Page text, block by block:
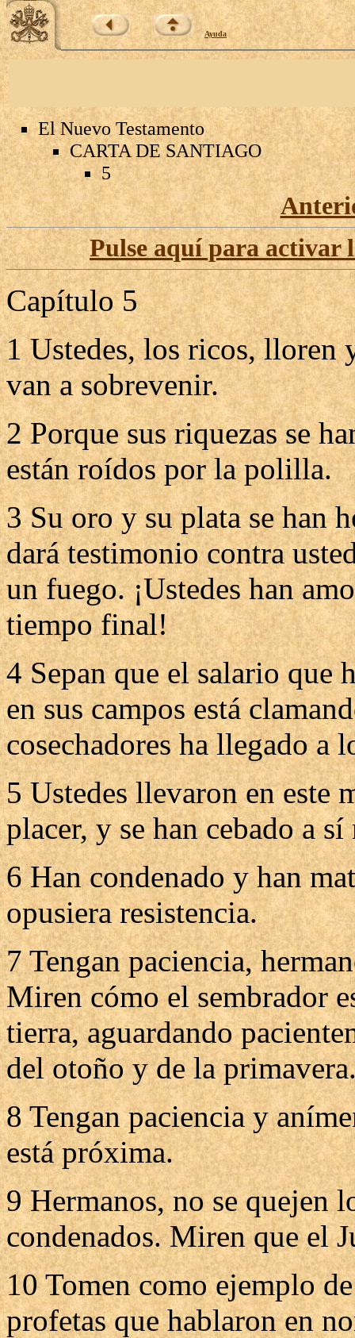
Ayuda
El Nuevo Testamento
CARTA DE SANTIAGO
5
Pulse aquí para activar
Capítulo 5
1 Ustedes, los ricos, lloren
van a sobrevenir.
2 Porque sus riquezas se
están roídos por la polilla.
3 Su oro y su plata se han
dará testimonio contra
un fuego. ¡Ustedes han
tiempo final!
4 Sepan que el salario que
en sus campos está
cosechadores ha llegado a
5 Ustedes llevaron en este
placer, y se han cebado a
6 Han condenado y han
opusiera resistencia.
7 Tengan paciencia,
Miren cómo el sembrador
tierra, aguardando
del otoño y de la
8 Tengan paciencia y
está próxima.
9 Hermanos, no se quejen
condenados. Miren que el
10 Tomen como ejemplo
profetas que hablaron en